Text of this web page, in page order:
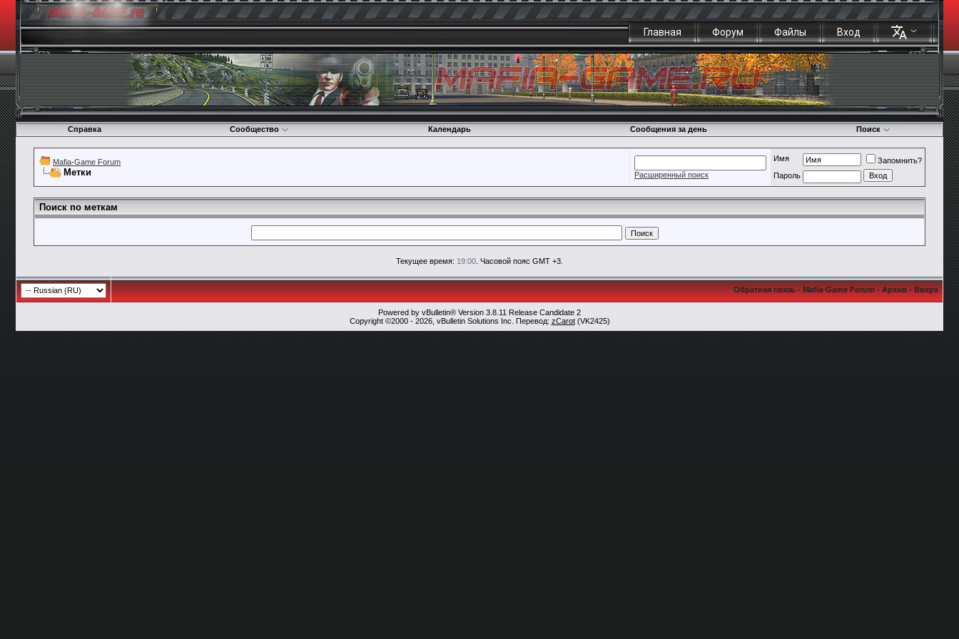
Главная Форум Файлы Вход
Справка Сообщество Календарь Сообщения за день Поиск
Mafia-Game Forum
Метки Расширенный поиск
Имя
Запомнить?
Пароль
Поиск по меткам
Текущее время: 19:00 . Часовой пояс GMT +3.
Обратная связь-Mafia-Game Forum-Архив-Вверх
Powered by vBulletin® Version 3.8.11 Release Candidate 2
Copyright ©2000 - 2026, vBulletin Solutions Inc. Перевод: zCarot(VK2425)